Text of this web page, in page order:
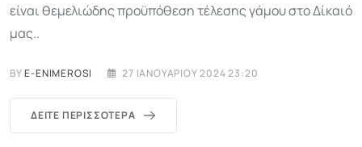
είναι θεμελιώδης προϋπόθεση τέλεσης γάμου στο Δίκαιό
μας..
BYE-ENIMEROSI 27 ΙΑΝΟΥΑΡΊΟΥ 2024 23:20
ΔΕΊΤΕ ΠΕΡΙΣΣΌΤΕΡΑ